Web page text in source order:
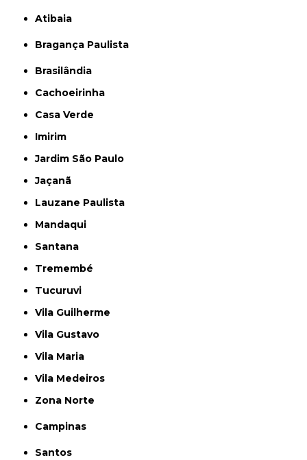
Atibaia
Bragança Paulista
Brasilândia
Cachoeirinha
Casa Verde
Imirim
Jardim São Paulo
Jaçanã
Lauzane Paulista
Mandaqui
Santana
Tremembé
Tucuruvi
Vila Guilherme
Vila Gustavo
Vila Maria
Vila Medeiros
Zona Norte
Campinas
Santos